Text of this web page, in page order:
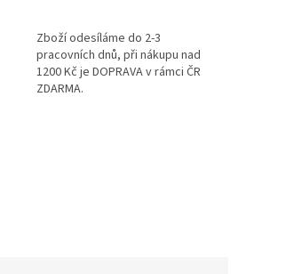
Zboží odesíláme do 2-3
pracovních dnů, při nákupu nad
1200 Kč je DOPRAVA v rámci ČR
ZDARMA.